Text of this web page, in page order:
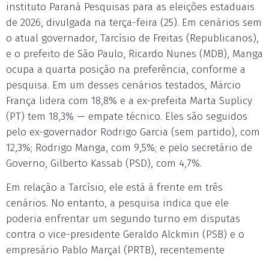
instituto Paraná Pesquisas para as eleições estaduais
de 2026, divulgada na terça-feira (25). Em cenários sem
o atual governador, Tarcísio de Freitas (Republicanos),
e o prefeito de São Paulo, Ricardo Nunes (MDB), Manga
ocupa a quarta posição na preferência, conforme a
pesquisa. Em um desses cenários testados, Márcio
França lidera com 18,8% e a ex-prefeita Marta Suplicy
(PT) tem 18,3% — empate técnico. Eles são seguidos
pelo ex-governador Rodrigo Garcia (sem partido), com
12,3%; Rodrigo Manga, com 9,5%; e pelo secretário de
Governo, Gilberto Kassab (PSD), com 4,7%.
Em relação a Tarcísio, ele está à frente em três
cenários. No entanto, a pesquisa indica que ele
poderia enfrentar um segundo turno em disputas
contra o vice-presidente Geraldo Alckmin (PSB) e o
empresário Pablo Marçal (PRTB), recentemente